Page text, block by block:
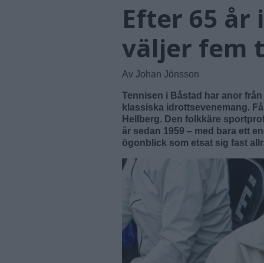
Efter 65 år
väljer fem
Av Johan Jönsson
Tennisen i Båstad har anor
klassiska idrottsevenemang.
Hellberg. Den folkkäre
år sedan 1959 – med bara ett
ögonblick som etsat sig fast